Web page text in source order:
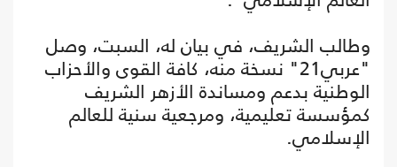
وطالب الشريف، في بيان له، السبت، وصل
"عربي21" نسخة منه، كافة القوى والأحزاب
الوطنية بدعم ومساندة الأزهر الشريف
كمؤسسة تعليمية، ومرجعية سنية للعالم
الإسلامي.